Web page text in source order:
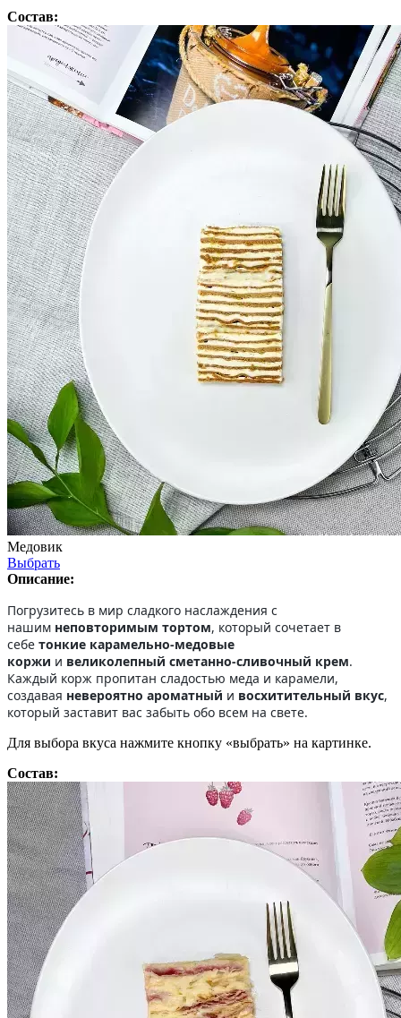
Состав:
Медовик
Выбрать
Описание:
Погрузитесь в мир сладкого наслаждения с
нашим неповторимым тортом, который сочетает в
себе тонкие карамельно-медовые
коржи и великолепный сметанно-сливочный крем.
Каждый корж пропитан сладостью меда и карамели,
создавая невероятно ароматный и восхитительный вкус,
который заставит вас забыть обо всем на свете.
Для выбора вкуса нажмите кнопку «выбрать» на картинке.
Состав: